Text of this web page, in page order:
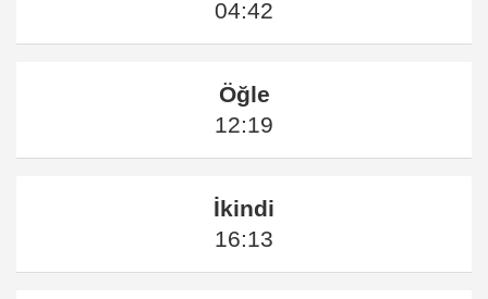
04:42
Öğle
12:19
İkindi
16:13